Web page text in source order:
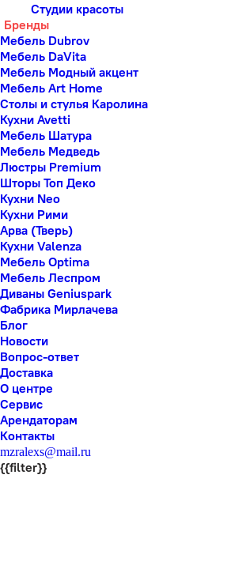
Студии красоты
Бренды
Мебель Dubrov
Мебель DaVita
Мебель Модный акцент
Мебель Art Home
Столы и стулья Каролина
Кухни Avetti
Мебель Шатура
Мебель Медведь
Люстры Premium
Шторы Топ Деко
Кухни Neo
Кухни Рими
Арва (Тверь)
Кухни Valenza
Мебель Optima
Мебель Леспром
Диваны Geniuspark
Фабрика Мирлачева
Блог
Новости
Вопрос-ответ
Доставка
О центре
Сервис
Арендаторам
Контакты
mzralexs@mail.ru
{{filter}}